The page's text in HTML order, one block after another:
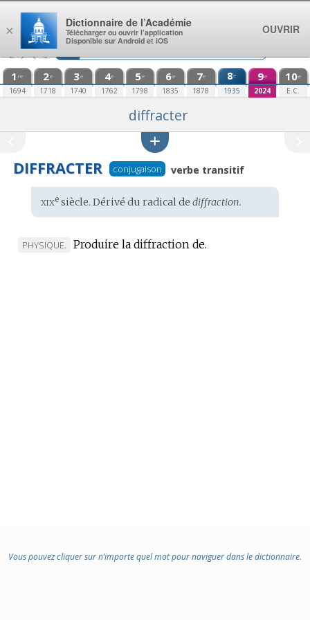
Aller au contenu
1 re
1694
2e
1718
3e
1740
4e
1762
5e
1798
6e
1835
7e
1878
8e
1935
9e
2024
10e
E.C.
diffracter
DIFFRACTER conjugaison verbe transitif
Étymologie
:
xixesiècle. Dérivé du radical de diffraction.
MARQUE
PHYSIQUE. Produire la diffraction de.
Vous pouvez cliquer sur n’importe quel mot pour naviguer dans le dictionnaire.
×
Dictionnaire de l’Académie
Télécharger ou ouvrir l’application
Disponible sur Android et iOS
OUVRIR